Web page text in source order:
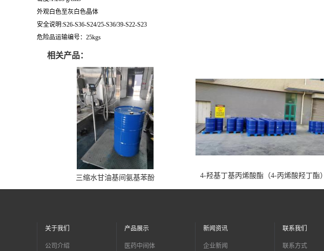
外观白色至灰白色晶体
安全说明:S26-S36-S24/25-S36/39-S22-S23
危险品运输编号：25kgs
相关产品：
三缩水甘油基间氨基苯酚 4-羟基丁基丙烯酸酯（4-丙烯酸羟丁酯）
关于我们
公司介绍
产品展示
医药中间体
新闻资讯
企业新闻
联系我们
联系方式